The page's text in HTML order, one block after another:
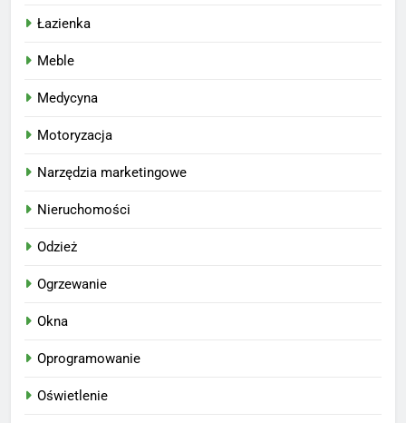
Łazienka
Meble
Medycyna
Motoryzacja
Narzędzia marketingowe
Nieruchomości
Odzież
Ogrzewanie
Okna
Oprogramowanie
Oświetlenie